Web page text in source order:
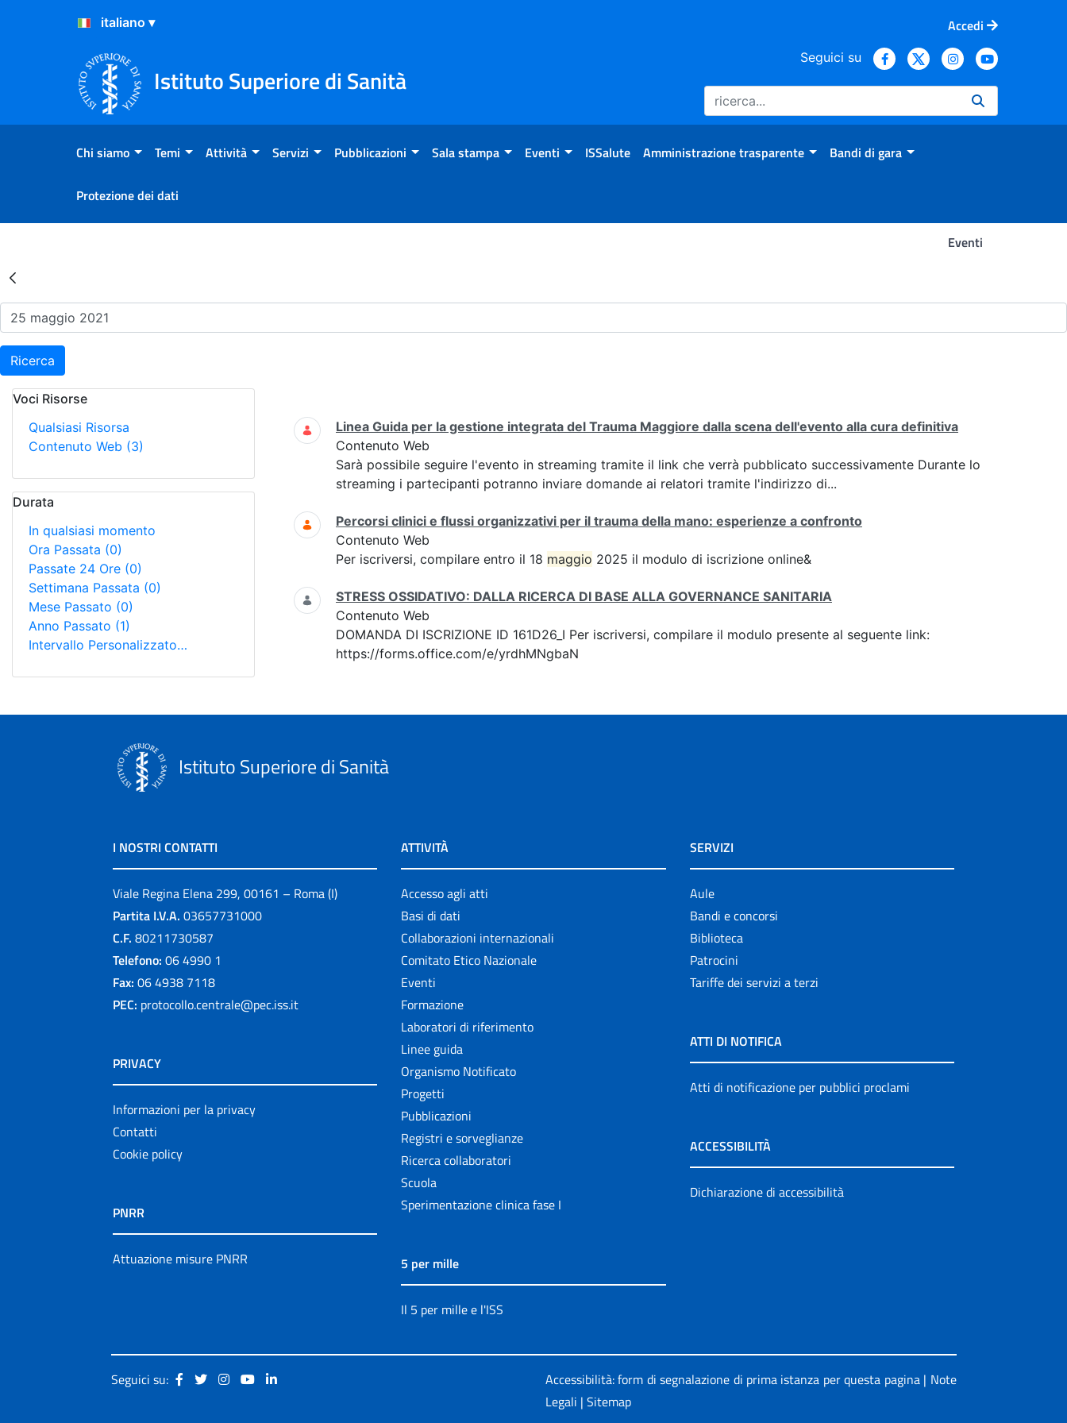
Salta al Contenuto
Salta al Footer
Accedi
Istituto Superiore di Sanità
Seguici su
Chi siamo Temi Attività Servizi Pubblicazioni Sala stampa Eventi ISSalute Amministrazione trasparente Bandi di gara
Protezione dei dati
Eventi
Risultati della Ricerca - Eventi
Ricerca
Voci Risorse
Qualsiasi Risorsa
Contenuto Web (3)
Durata
In qualsiasi momento
Ora Passata (0)
Passate 24 Ore (0)
Settimana Passata (0)
Mese Passato (0)
Anno Passato (1)
Intervallo Personalizzato…
Ricerca
Linea Guida per la gestione integrata del Trauma Maggiore dalla scena dell'evento alla cura definitiva
Contenuto Web
Sarà possibile seguire l'evento in streaming tramite il link che verrà pubblicato successivamente Durante lo
streaming i partecipanti potranno inviare domande ai relatori tramite l'indirizzo di...
Percorsi clinici e flussi organizzativi per il trauma della mano: esperienze a confronto
Contenuto Web
Per iscriversi, compilare entro il 18 maggio 2025 il modulo di iscrizione online&
STRESS OSSIDATIVO: DALLA RICERCA DI BASE ALLA GOVERNANCE SANITARIA
Contenuto Web
DOMANDA DI ISCRIZIONE ID 161D26_I Per iscriversi, compilare il modulo presente al seguente link:
https://forms.office.com/e/yrdhMNgbaN
Istituto Superiore di Sanità
I NOSTRI CONTATTI
Viale Regina Elena 299, 00161 – Roma (I)
Partita I.V.A. 03657731000
C.F. 80211730587
Telefono: 06 4990 1
Fax: 06 4938 7118
PEC: protocollo.centrale@pec.iss.it
PRIVACY
Informazioni per la privacy
Contatti
Cookie policy
PNRR
Attuazione misure PNRR
ATTIVITÀ
Accesso agli atti
Basi di dati
Collaborazioni internazionali
Comitato Etico Nazionale
Eventi
Formazione
Laboratori di riferimento
Linee guida
Organismo Notificato
Progetti
Pubblicazioni
Registri e sorveglianze
Ricerca collaboratori
Scuola
Sperimentazione clinica fase I
5 per mille
Il 5 per mille e l'ISS
SERVIZI
Aule
Bandi e concorsi
Biblioteca
Patrocini
Tariffe dei servizi a terzi
ATTI DI NOTIFICA
Atti di notificazione per pubblici proclami
ACCESSIBILITÀ
Dichiarazione di accessibilità
Seguici su: Accessibilità: form di segnalazione di prima istanza per questa pagina| Note
Legali | Sitemap